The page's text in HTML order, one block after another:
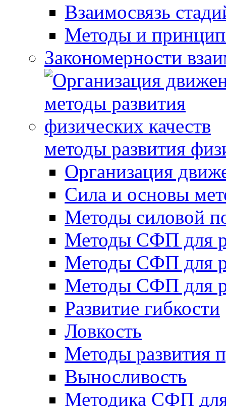
Взаимосвязь
Методы и
Закономерности
методы развития
Организация
Сила и основы
Методы силовой
Методы СФП для
Методы СФП для
Методы СФП для
Развитие гибкости
Ловкость
Методы развития
Выносливость
Методика СФП для